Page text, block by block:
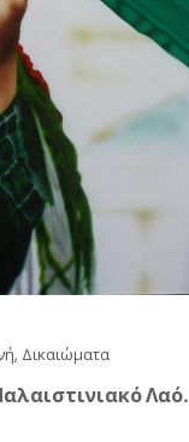
, Δικαιώματα
Λαό.